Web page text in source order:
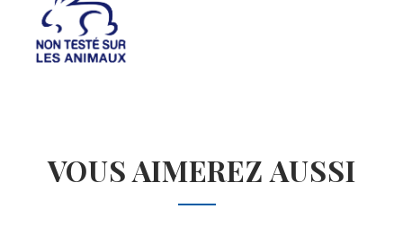
VOUS AIMEREZ AUSSI